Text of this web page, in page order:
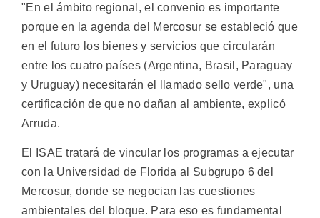
"En el ámbito regional, el convenio es importante
porque en la agenda del Mercosur se estableció que
en el futuro los bienes y servicios que circularán
entre los cuatro países (Argentina, Brasil, Paraguay
y Uruguay) necesitarán el llamado sello verde", una
certificación de que no dañan al ambiente, explicó
Arruda.
El ISAE tratará de vincular los programas a ejecutar
con la Universidad de Florida al Subgrupo 6 del
Mercosur, donde se negocian las cuestiones
ambientales del bloque. Para eso es fundamental